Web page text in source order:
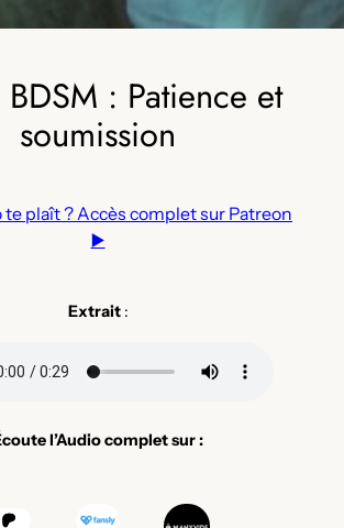
: Patience et
soumission
te plaît ? Accès complet sur Patreon
▶️
Extrait:
l’Audio complet sur :